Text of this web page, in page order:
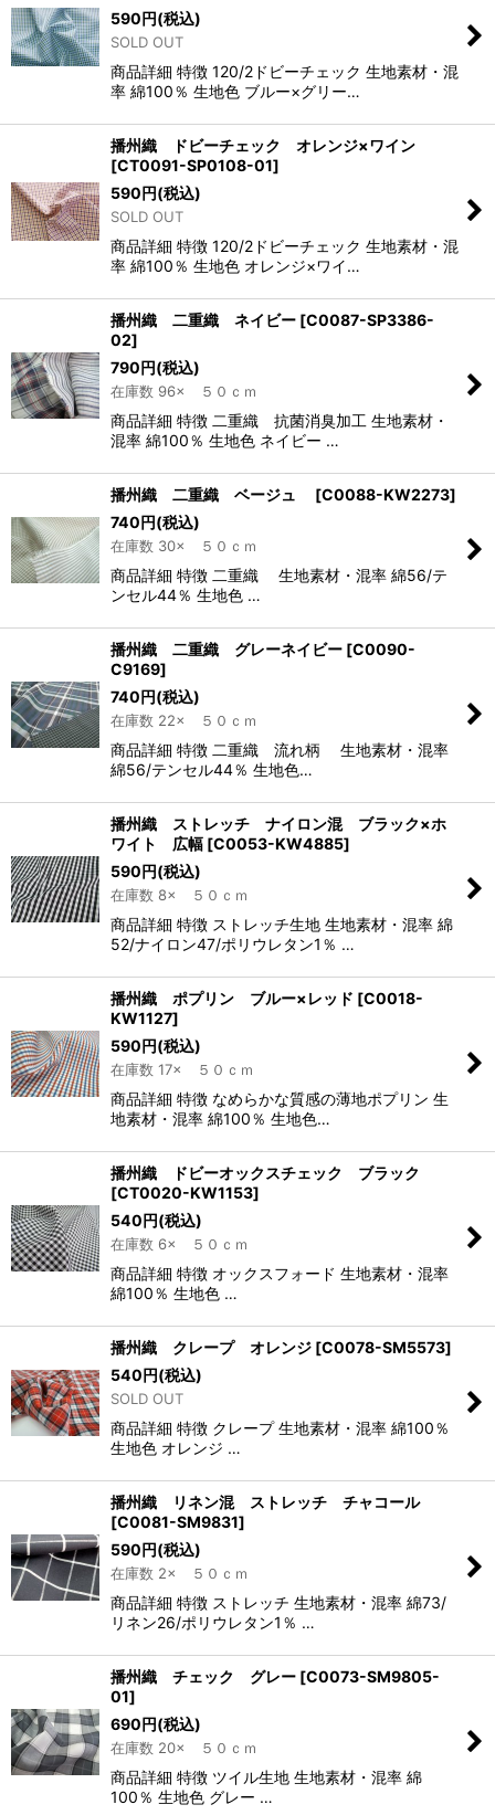
590円(税込)
SOLD OUT
商品詳細 特徴 120/2ドビーチェック 生地素材・混
率 綿100％ 生地色 ブルー×グリー…
播州織 ドビーチェック オレンジ×ワイン
[CT0091-SP0108-01]
590円(税込)
SOLD OUT
商品詳細 特徴 120/2ドビーチェック 生地素材・混
率 綿100％ 生地色 オレンジ×ワイ…
播州織 二重織 ネイビー [C0087-SP3386-
02]
790円(税込)
在庫数 96× ５０ｃｍ
商品詳細 特徴 二重織 抗菌消臭加工 生地素材・
混率 綿100％ 生地色 ネイビー …
播州織 二重織 ベージュ [C0088-KW2273]
740円(税込)
在庫数 30× ５０ｃｍ
商品詳細 特徴 二重織 生地素材・混率 綿56/テ
ンセル44％ 生地色 …
播州織 二重織 グレーネイビー [C0090-
C9169]
740円(税込)
在庫数 22× ５０ｃｍ
商品詳細 特徴 二重織 流れ柄 生地素材・混率
綿56/テンセル44％ 生地色…
播州織 ストレッチ ナイロン混 ブラック×ホ
ワイト 広幅 [C0053-KW4885]
590円(税込)
在庫数 8× ５０ｃｍ
商品詳細 特徴 ストレッチ生地 生地素材・混率 綿
52/ナイロン47/ポリウレタン1％ …
播州織 ポプリン ブルー×レッド [C0018-
KW1127]
590円(税込)
在庫数 17× ５０ｃｍ
商品詳細 特徴 なめらかな質感の薄地ポプリン 生
地素材・混率 綿100％ 生地色…
播州織 ドビーオックスチェック ブラック
[CT0020-KW1153]
540円(税込)
在庫数 6× ５０ｃｍ
商品詳細 特徴 オックスフォード 生地素材・混率
綿100％ 生地色 …
播州織 クレープ オレンジ [C0078-SM5573]
540円(税込)
SOLD OUT
商品詳細 特徴 クレープ 生地素材・混率 綿100％
生地色 オレンジ …
播州織 リネン混 ストレッチ チャコール
[C0081-SM9831]
590円(税込)
在庫数 2× ５０ｃｍ
商品詳細 特徴 ストレッチ 生地素材・混率 綿73/
リネン26/ポリウレタン1％ …
播州織 チェック グレー [C0073-SM9805-
01]
690円(税込)
在庫数 20× ５０ｃｍ
商品詳細 特徴 ツイル生地 生地素材・混率 綿
100％ 生地色 グレー …